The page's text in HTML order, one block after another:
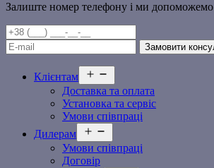
Залиште номер телефону і ми допоможемо
Клієнтам
меню
Доставка та оплата
Установка та сервіс
Умови співпраці
Дилерам
меню
Умови співпраці
Договір